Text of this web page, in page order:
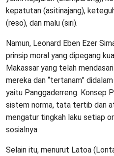
kepatutan (asitinajang),
(reso), dan malu (siri).
Namun, Leonard Eben Ezer
prinsip moral yang dipegang
Makassar yang telah
mereka dan “tertanam”
yaitu Panggaderreng. Konsep
sistem norma, tata tertib dan
mengatur tingkah laku setiap
sosialnya.
Selain itu, menurut Latoa